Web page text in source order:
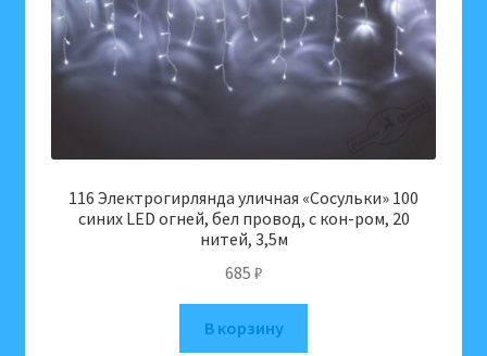
116 Электрогирлянда уличная «Сосульки» 100
синих LED огней, бел провод, с кон-ром, 20
нитей, 3,5м
685 ₽
В корзину